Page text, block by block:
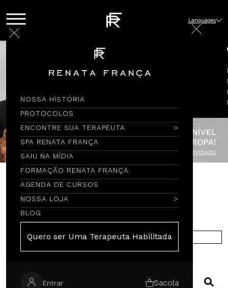
NOSSA HISTÓRIA
PROTOCOLOS
ENCONTRE SUA TERAPEUTA
SPA RENATA FRANÇA
SAIU NA MÍDIA
FORMAÇÃO RENATA FRANÇA
AGENDA DE CURSOS
NOSSA LOJA
BLOG
Quero ser Uma Terapeuta Habilitada
Entrar Sacola
Languages
Encontre por Nome
COMPRE NA EUROPA